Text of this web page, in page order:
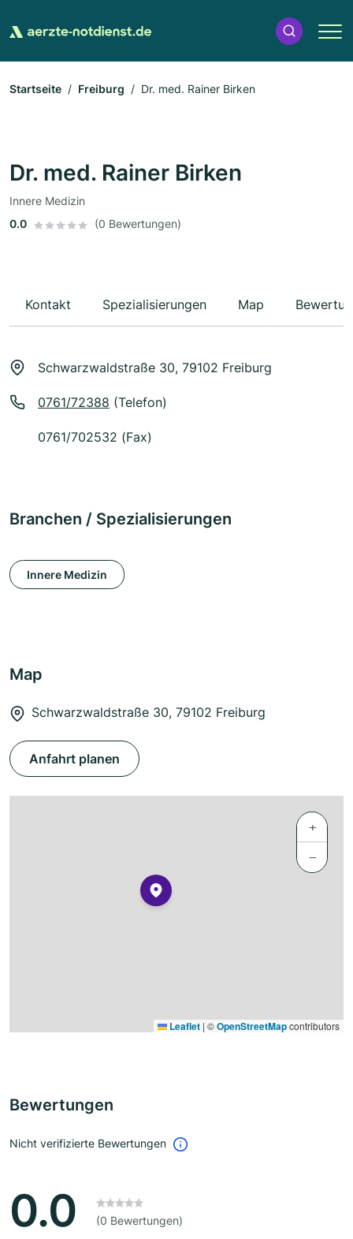
Startseite Freiburg Dr. med. Rainer Birken
Dr. med. Rainer Birken
Innere Medizin
0.0
(0 Bewertungen)
Kontakt Spezialisierungen Map
Schwarzwaldstraße 30, 79102 Freiburg
0761/72388 (Telefon)
0761/702532 (Fax)
Branchen / Spezialisierungen
Innere Medizin
Map
Schwarzwaldstraße 30, 79102 Freiburg
Anfahrt planen
+
−
Leaflet | ©OpenStreetMapcontributors
Bewertungen
Nicht verifizierte Bewertungen
0.0 (0 Bewertungen)